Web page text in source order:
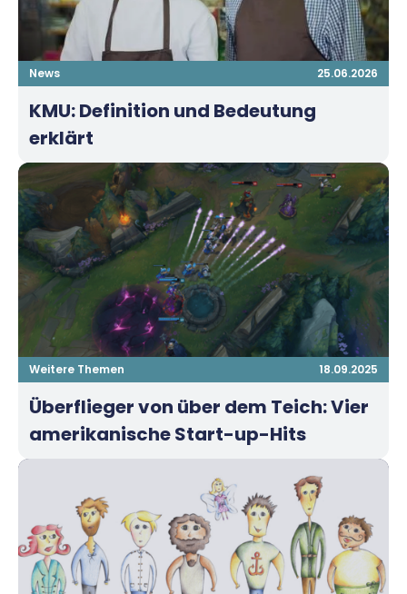
25.06.2026
News
KMU: Definition und Bedeutung
erklärt
18.09.2025
Weitere Themen
Überflieger von über dem Teich: Vier
amerikanische Start-up-Hits